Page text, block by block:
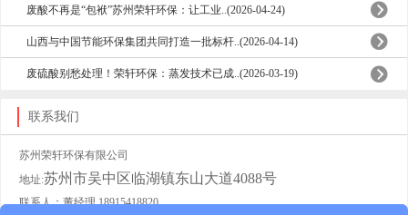
废酸不再是“包袱”苏州荣轩环保：让工业..(2026-04-24)
山西与中国节能环保集团共同打造一批标杆..(2026-04-14)
废硫酸别愁处理！荣轩环保：蒸发技术已成..(2026-03-19)
联系我们
苏州荣轩环保有限公司
地址:苏州市吴中区临湖镇东山大道4088号
联系人：董经理 18915418820